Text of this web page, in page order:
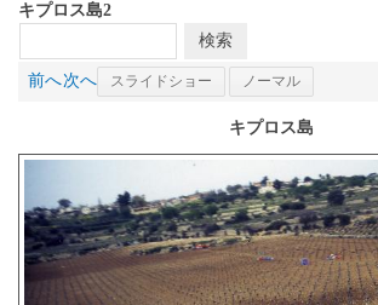
キプロス島2
前へ次へ スライドショー ノーマル
キプロス島